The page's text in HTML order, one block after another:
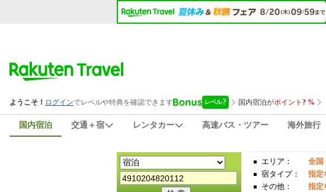
国内宿泊 交通＋宿 レンタカー 高速バス・ツアー 海外旅行
エリア：
全国
宿タイプ：
指定
その他：
指定